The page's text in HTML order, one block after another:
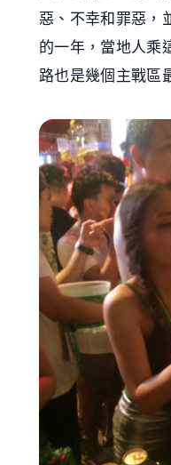
惡、不幸和罪惡，
的一年，當地人乘
路也是幾個主戰區